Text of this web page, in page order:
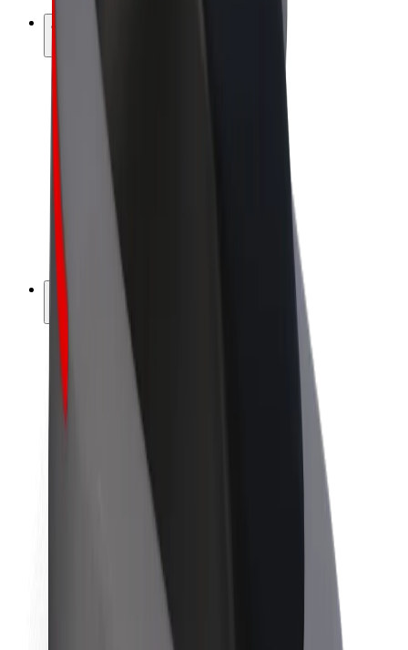
გამოიმუშავე Bolt-თან ერთად
კურიერები
Bolt Food პარტნიორები
ფრენჩაიზი
კომპანია
ვაკანსიები
Bolt და ეკომეგობრულობა
ნულოვანი პროექტი
სიახლეები
ბრენდის გზამკვლევი
ინვესტორებთან ურთიერთობა